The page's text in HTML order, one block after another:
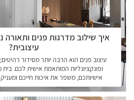
איך שילוב מדרגות פנים ותאורה
עיצובית?
עיצוב פנים הוא הרבה יותר מסידור רהיטים;
ופונקציונליות המותאמת אישית לכם.
אישיותכם, משפר את איכות חייכם
קראו עוד